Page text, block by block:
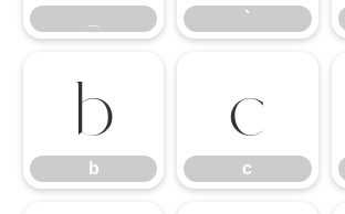
`
b
b
c
c